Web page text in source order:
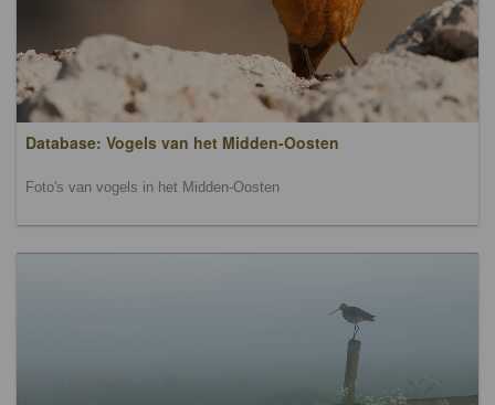
Database: Vogels van het Midden-Oosten
Foto's van vogels in het Midden-Oosten